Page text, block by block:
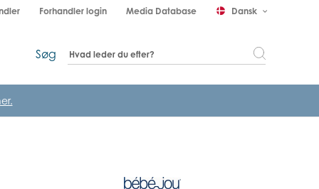
Forhandler login Media Database Dansk keyboard_arrow_down
Søg